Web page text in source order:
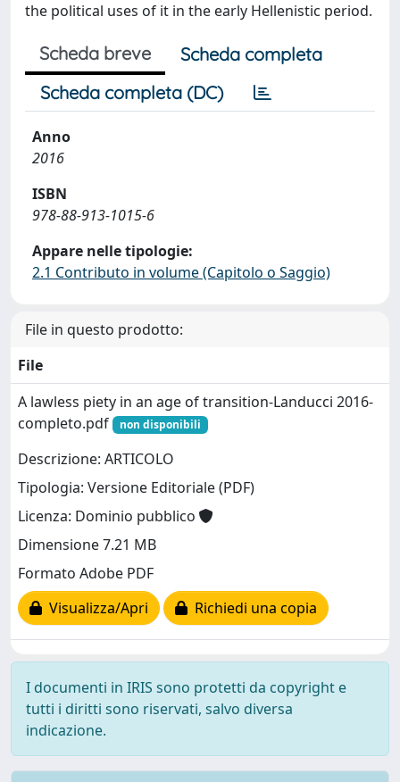
the political uses of it in the early Hellenistic period.
Scheda breve
Scheda completa
Scheda completa (DC)
Anno
2016
ISBN
978-88-913-1015-6
Appare nelle tipologie:
2.1 Contributo in volume (Capitolo o Saggio)
File in questo prodotto:
File
A lawless piety in an age of transition-Landucci 2016-
completo.pdf
non disponibili
Descrizione: ARTICOLO
Tipologia: Versione Editoriale (PDF)
Licenza: Dominio pubblico
Dimensione 7.21 MB
Formato Adobe PDF
Visualizza/Apri
Richiedi una copia
I documenti in IRIS sono protetti da copyright e
tutti i diritti sono riservati, salvo diversa
indicazione.